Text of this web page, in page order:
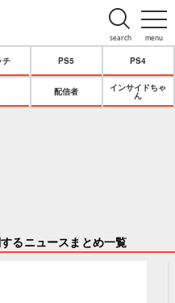
menu
search
チ PS5 PS4
配信者
インサイドちゃ
ん
るニュースまとめ一覧